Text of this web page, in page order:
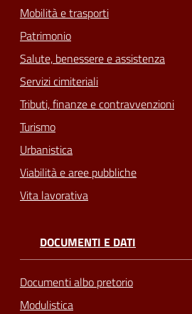
Mobilità e trasporti
Patrimonio
Salute, benessere e assistenza
Servizi cimiteriali
Tributi, finanze e contravvenzioni
Turismo
Urbanistica
Viabilità e aree pubbliche
Vita lavorativa
DOCUMENTI E DATI
Documenti albo pretorio
Modulistica